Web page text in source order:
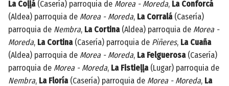
La Coḷḷá(Casería) parroquia de Morea - Moreda, La Conforcá
(Aldea) parroquia de Morea - Moreda, La Corralá(Casería)
parroquia de Nembra, La Cortina(Aldea) parroquia de Morea -
Moreda, La Cortina(Casería) parroquia de Piñeres, La Cuaña
(Aldea) parroquia de Morea - Moreda, La Felguerosa(Casería)
parroquia de Morea - Moreda, La Fistieḷḷa(Lugar) parroquia de
Nembra, La Floría(Casería) parroquia de Morea - Moreda, La